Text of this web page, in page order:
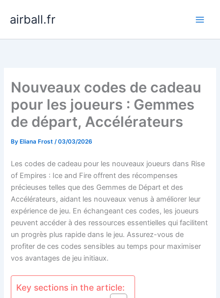
airball.fr
Nouveaux codes de cadeau
pour les joueurs : Gemmes
de départ, Accélérateurs
By Eliana Frost/03/03/2026
Les codes de cadeau pour les nouveaux joueurs dans Rise
of Empires : Ice and Fire offrent des récompenses
précieuses telles que des Gemmes de Départ et des
Accélérateurs, aidant les nouveaux venus à améliorer leur
expérience de jeu. En échangeant ces codes, les joueurs
peuvent accéder à des ressources essentielles qui facilitent
un progrès plus rapide dans le jeu. Assurez-vous de
profiter de ces codes sensibles au temps pour maximiser
vos avantages de jeu initiaux.
Key sections in the article: